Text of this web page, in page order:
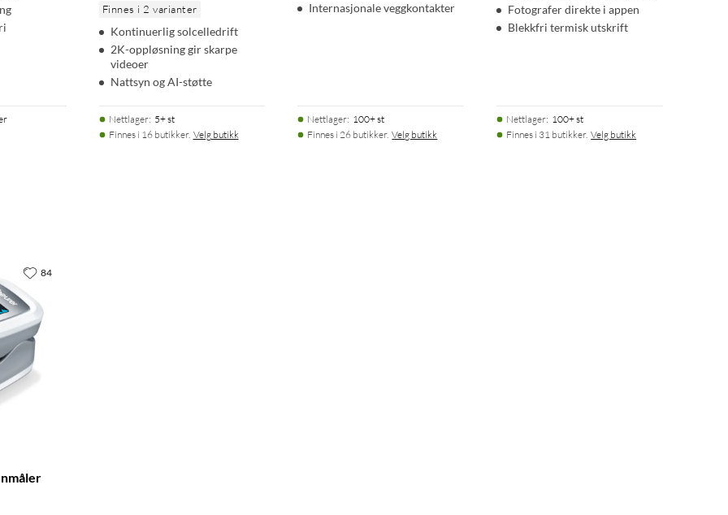
Finnes i 2 varianter
Kontinuerlig solcelledrift
2K-oppløsning gir skarpe
videoer
Nattsyn og AI-støtte
Nettlager: 5+ st
Finnes i 16 butikker. Velg butikk
Internasjonale veggkontakter
Nettlager: 100+ st
Finnes i 26 butikker. Velg butikk
Fotografer direkte i appen
Blekkfri termisk utskrift
Nettlager: 100+ st
Finnes i 31 butikker. Velg butikk
84